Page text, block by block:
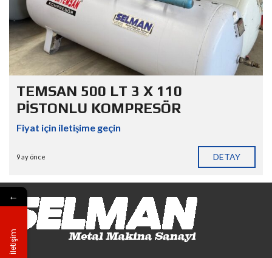
TEMSAN 500 LT 3 X 110
PİSTONLU KOMPRESÖR
Fiyat için iletişime geçin
9 ay önce DETAY
←
İletişim